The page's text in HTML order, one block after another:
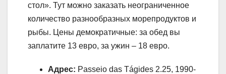
стол». Тут можно заказать неограниченное
количество разнообразных морепродуктов и
рыбы. Цены демократичные: за обед вы
заплатите 13 евро, за ужин – 18 евро.
Адрес: Passeio das Tágides 2.25, 1990-